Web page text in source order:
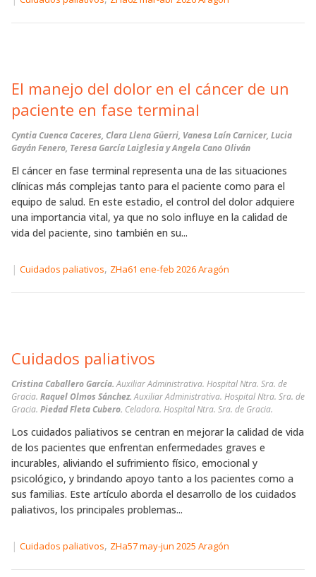
El manejo del dolor en el cáncer de un
paciente en fase terminal
Cyntia Cuenca Caceres, Clara Llena Güerri, Vanesa Laín Carnicer, Lucia
Gayán Fenero, Teresa García Laiglesia y Angela Cano Oliván
El cáncer en fase terminal representa una de las situaciones
clínicas más complejas tanto para el paciente como para el
equipo de salud. En este estadio, el control del dolor adquiere
una importancia vital, ya que no solo influye en la calidad de
vida del paciente, sino también en su...
| Cuidados paliativos, ZHa61 ene-feb 2026 Aragón
Cuidados paliativos
Cristina Caballero García.Auxiliar Administrativa. Hospital Ntra. Sra. de
Gracia. Raquel Olmos Sánchez.Auxiliar Administrativa. Hospital Ntra. Sra. de
Gracia. Piedad Fleta Cubero. Celadora. Hospital Ntra. Sra. de Gracia.
Los cuidados paliativos se centran en mejorar la calidad de vida
de los pacientes que enfrentan enfermedades graves e
incurables, aliviando el sufrimiento físico, emocional y
psicológico, y brindando apoyo tanto a los pacientes como a
sus familias. Este artículo aborda el desarrollo de los cuidados
paliativos, los principales problemas...
| Cuidados paliativos, ZHa57 may-jun 2025 Aragón